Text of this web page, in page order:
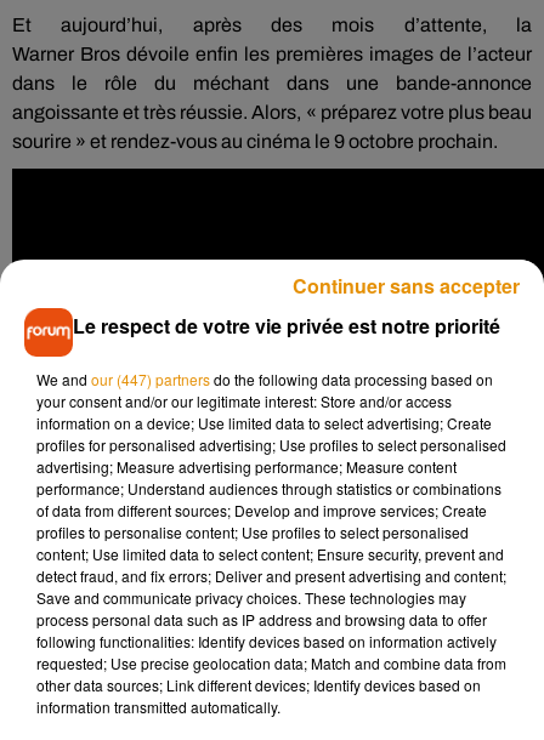
Et aujourd’hui, après des mois d’attente, la
Warner Bros dévoile enfin les premières images de l’acteur
dans le rôle du méchant dans une bande-annonce
angoissante et très réussie. Alors, « préparez votre plus beau
sourire » et rendez-vous au cinéma le 9 octobre prochain.
Repost from#ToddPhillips: Teaser trailer tomorrow.
#JokerMovie– in theaters October 4.
pic.twitter.com/v3xiwnlKCn
— Joker Movie (@jokermovie)2 avril 2019
Le respect de votre vie privée est notre priorité
We and our (447) partnersdo the following data processing based on
your consent and/or our legitimate interest: Store and/or access
information on a device; Use limited data to select advertising; Create
profiles for personalised advertising; Use profiles to select personalised
advertising; Measure advertising performance; Measure content
performance; Understand audiences through statistics or combinations
of data from different sources; Develop and improve services; Create
profiles to personalise content; Use profiles to select personalised
content; Use limited data to select content; Ensure security, prevent and
detect fraud, and fix errors; Deliver and present advertising and content;
Save and communicate privacy choices. These technologies may
process personal data such as IP address and browsing data to offer
following functionalities: Identify devices based on information actively
requested; Use precise geolocation data; Match and combine data from
other data sources; Link different devices; Identify devices based on
information transmitted automatically.
Continuer sans accepter